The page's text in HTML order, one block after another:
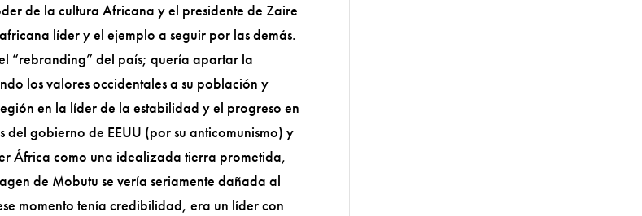
de la cultura Africana y el presidente de Zaire
líder y el ejemplo a seguir por las demás.
“rebranding” del país; quería apartar la
los valores occidentales a su población y
en la líder de la estabilidad y el progreso en
gobierno de EEUU (por su anticomunismo) y
África como una idealizada tierra prometida,
de Mobutu se vería seriamente dañada al
momento tenía credibilidad, era un líder con